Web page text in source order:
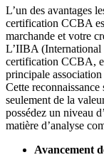
L’un des avantages
certification CCBA
marchande et votre
L’IIBA (International
certification CCBA,
principale
Cette
seulement de la
possédez un niveau
matière d’analyse
Avancement